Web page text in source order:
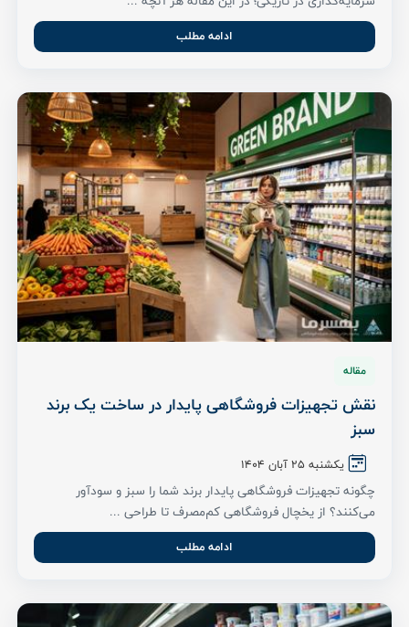
ادامه مطلب
مقاله
نقش تجهیزات فروشگاهی پایدار در ساخت یک برند
سبز
یکشنبه ۲۵ آبان ۱۴۰۴
چگونه تجهیزات فروشگاهی پایدار برند شما را سبز و سودآور
می‌کنند؟ از یخچال فروشگاهی کم‌مصرف تا طراحی ...
ادامه مطلب